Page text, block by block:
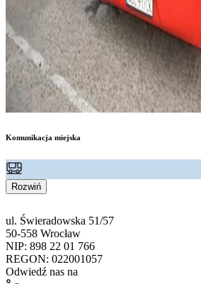
Komunikacja miejska
Rozwiń
ul. Świeradowska 51/57
50-558 Wrocław
NIP: 898 22 01 766
REGON: 022001057
Odwiedź nas na